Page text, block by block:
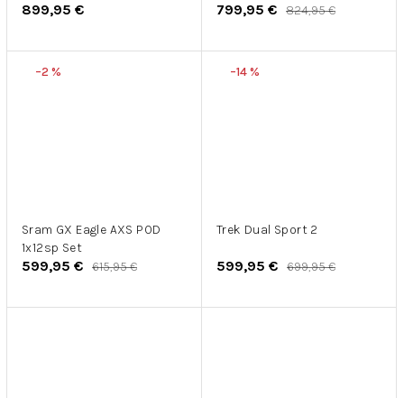
899,95 € 799,95 € 824,95 €
–2 %
Sram GX Eagle AXS POD
1x12sp Set
599,95 € 615,95 €
–14 %
Trek Dual Sport 2
599,95 € 699,95 €